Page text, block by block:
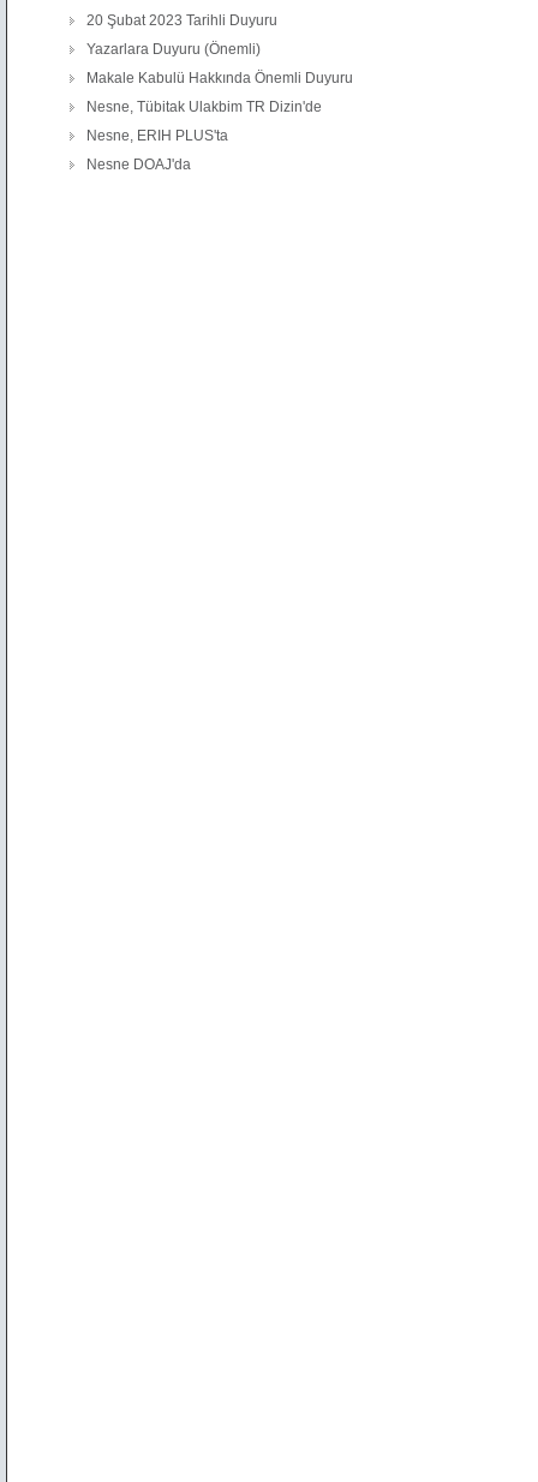
20 Şubat 2023 Tarihli Duyuru
Yazarlara Duyuru (Önemli)
Makale Kabulü Hakkında Önemli Duyuru
Nesne, Tübitak Ulakbim TR Dizin'de
Nesne, ERIH PLUS'ta
Nesne DOAJ'da